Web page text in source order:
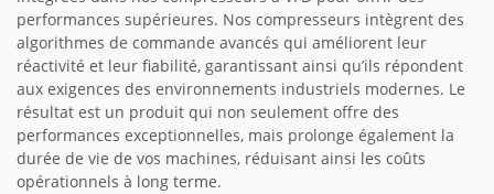
performances supérieures. Nos compresseurs intègrent des
algorithmes de commande avancés qui améliorent leur
réactivité et leur fiabilité, garantissant ainsi qu’ils répondent
aux exigences des environnements industriels modernes. Le
résultat est un produit qui non seulement offre des
performances exceptionnelles, mais prolonge également la
durée de vie de vos machines, réduisant ainsi les coûts
opérationnels à long terme.